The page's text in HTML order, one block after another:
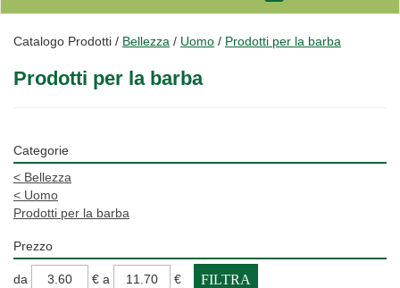
Catalogo Prodotti / Bellezza / Uomo / Prodotti per la barba
Prodotti per la barba
Categorie
< Bellezza
< Uomo
Prodotti per la barba
Prezzo
filtra
da €
filtra
a €